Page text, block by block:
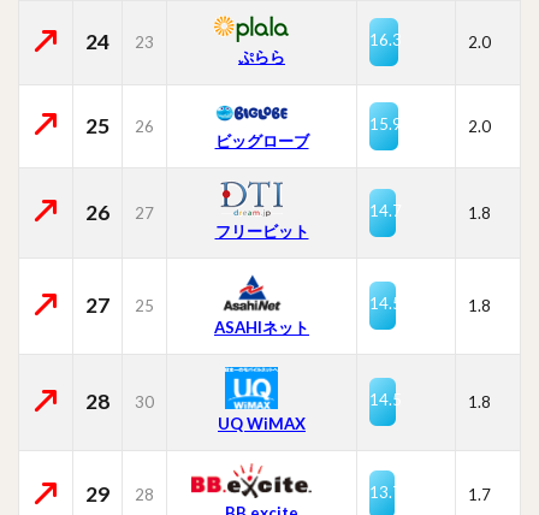
24 23
ぷらら
16.3 2.0
25 26
ビッグローブ
15.9 2.0
26
27
フリービット
14.7 1.8
27
25
ASAHIネット
14.5 1.8
28
30
UQ WiMAX
14.5 1.8
29
28
13.7 1.7